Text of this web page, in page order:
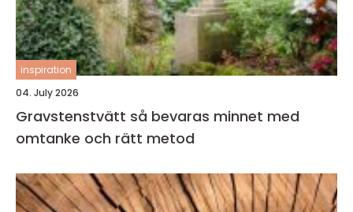
inspiration
04. July 2026
Gravstenstvätt så bevaras minnet med
omtanke och rätt metod